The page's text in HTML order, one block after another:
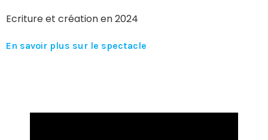
Ecriture et création en 2024
En savoir plus sur le spectacle